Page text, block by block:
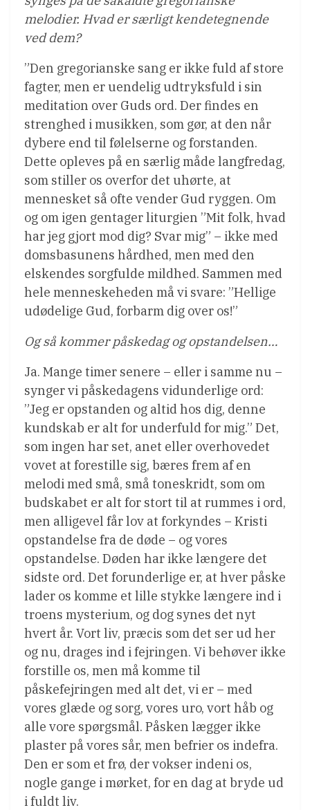
melodier. Hvad er særligt kendetegnende
ved dem?
”Den gregorianske sang er ikke fuld af store
fagter, men er uendelig udtryksfuld i sin
meditation over Guds ord. Der findes en
strenghed i musikken, som gør, at den når
dybere end til følelserne og forstanden.
Dette opleves på en særlig måde langfredag,
som stiller os overfor det uhørte, at
mennesket så ofte vender Gud ryggen. Om
og om igen gentager liturgien ”Mit folk, hvad
har jeg gjort mod dig? Svar mig” – ikke med
domsbasunens hårdhed, men med den
elskendes sorgfulde mildhed. Sammen med
hele menneskeheden må vi svare: ”Hellige
udødelige Gud, forbarm dig over os!”
Og så kommer påskedag og opstandelsen…
Ja. Mange timer senere – eller i samme nu –
synger vi påskedagens vidunderlige ord:
”Jeg er opstanden og altid hos dig, denne
kundskab er alt for underfuld for mig.” Det,
som ingen har set, anet eller overhovedet
vovet at forestille sig, bæres frem af en
melodi med små, små toneskridt, som om
budskabet er alt for stort til at rummes i ord,
men alligevel får lov at forkyndes – Kristi
opstandelse fra de døde – og vores
opstandelse. Døden har ikke længere det
sidste ord. Det forunderlige er, at hver påske
lader os komme et lille stykke længere ind i
troens mysterium, og dog synes det nyt
hvert år. Vort liv, præcis som det ser ud her
og nu, drages ind i fejringen. Vi behøver ikke
forstille os, men må komme til
påskefejringen med alt det, vi er – med
vores glæde og sorg, vores uro, vort håb og
alle vore spørgsmål. Påsken lægger ikke
plaster på vores sår, men befrier os indefra.
Den er som et frø, der vokser indeni os,
nogle gange i mørket, for en dag at bryde ud
i fuldt liv.